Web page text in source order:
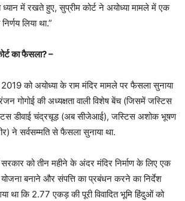
ध्यान में रखते हुए, सुप्रीम कोर्ट ने अयोध्या मामले में एक
लिया था.”
का फैसला? –
को अयोध्या के राम मंदिर मामले पर फैसला सुनाया
गोगोई की अध्यक्षता वाली विशेष बेंच (जिसमें जस्टिस
डीवाई चंद्रचूड़ (अब सीजेआई), जस्टिस अशोक भूषण
ने सर्वसम्मति से फैसला सुनाया था.
को तीन महीने के अंदर मंदिर निर्माण के लिए एक
योजना बनाने और संपत्ति का प्रबंधन करने का निर्देश
था कि 2.77 एकड़ की पूरी विवादित भूमि हिंदुओं को